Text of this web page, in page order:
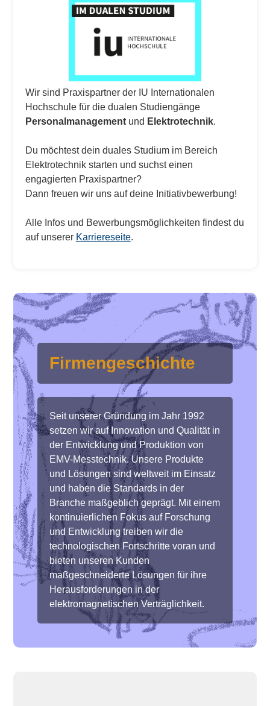
Wir sind Praxispartner der IU Internationalen
Hochschule für die dualen Studiengänge
Personalmanagementund Elektrotechnik.
Du möchtest dein duales Studium im Bereich
Elektrotechnik starten und suchst einen
engagierten Praxispartner?
Dann freuen wir uns auf deine Initiativbewerbung!
Alle Infos und Bewerbungsmöglichkeiten findest du
auf unserer Karriereseite.
Firmengeschichte
Seit unserer Gründung im Jahr 1992
setzen wir auf Innovation und Qualität in
der Entwicklung und Produktion von
EMV-Messtechnik. Unsere Produkte
und Lösungen sind weltweit im Einsatz
und haben die Standards in der
Branche maßgeblich geprägt. Mit einem
kontinuierlichen Fokus auf Forschung
und Entwicklung treiben wir die
technologischen Fortschritte voran und
bieten unseren Kunden
maßgeschneiderte Lösungen für ihre
Herausforderungen in der
elektromagnetischen Verträglichkeit.